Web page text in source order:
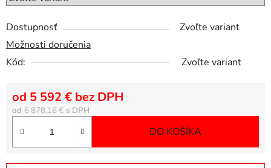
Dostupnosť
Zvoľte variant
Možnosti doručenia
Kód:
Zvoľte variant
od 6 878,16 €
od 5 592 € bez DPH
DO KOŠÍKA